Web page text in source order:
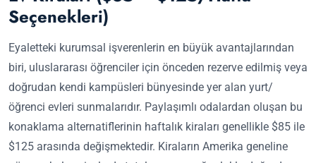
Seçenekleri)
Eyaletteki kurumsal işverenlerin en büyük avantajlarından
biri, uluslararası öğrenciler için önceden rezerve edilmiş veya
doğrudan kendi kampüsleri bünyesinde yer alan yurt/
öğrenci evleri sunmalarıdır. Paylaşımlı odalardan oluşan bu
konaklama alternatiflerinin haftalık kiraları genellikle $85 ile
$125 arasında değişmektedir. Kiraların Amerika geneline